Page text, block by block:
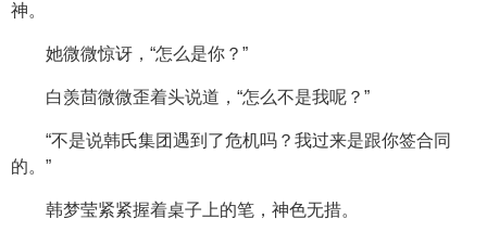
神。
她微微惊讶，“怎么是你？”
白羡茴微微歪着头说道，“怎么不是我呢？”
“不是说韩氏集团遇到了危机吗？我过来是跟你签合同
的。”
韩梦莹紧紧握着桌子上的笔，神色无措。